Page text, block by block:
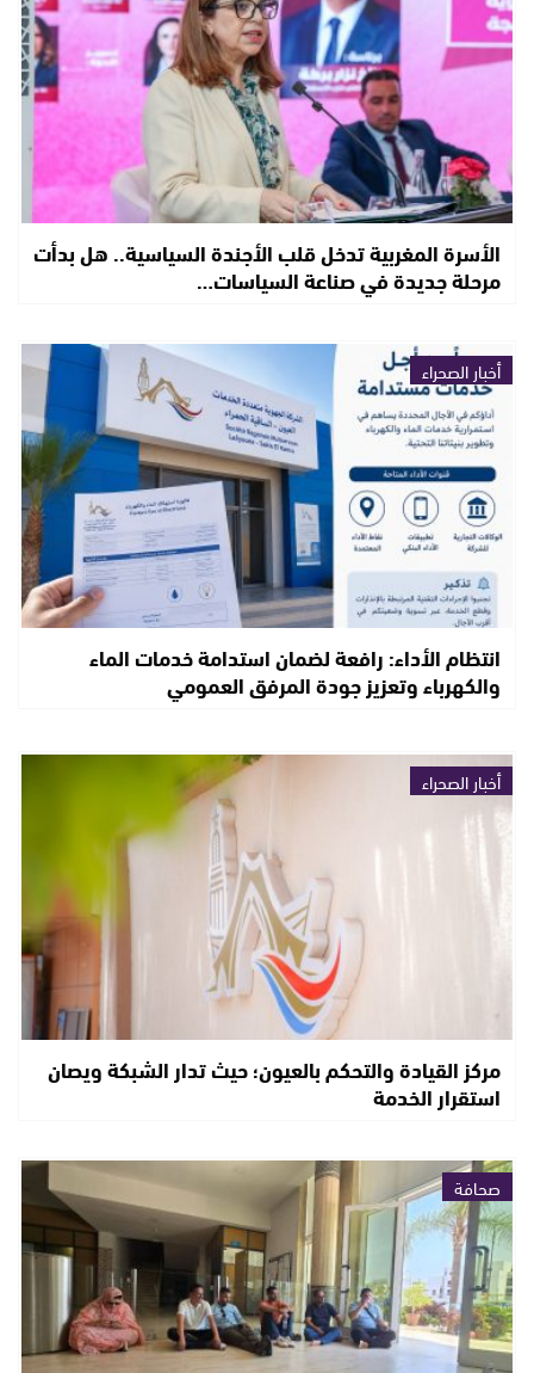
الأسرة المغربية تدخل قلب الأجندة السياسية.. هل بدأت
مرحلة جديدة في صناعة السياسات…
أخبار الصحراء
انتظام الأداء: رافعة لضمان استدامة خدمات الماء
والكهرباء وتعزيز جودة المرفق العمومي
أخبار الصحراء
مركز القيادة والتحكم بالعيون؛ حيث تدار الشبكة ويصان
استقرار الخدمة
صحافة